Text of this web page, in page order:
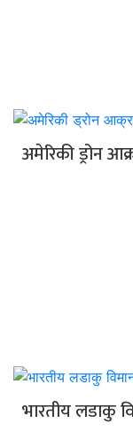
अमेरिकी ड्रोन
भारतीय लडाकु